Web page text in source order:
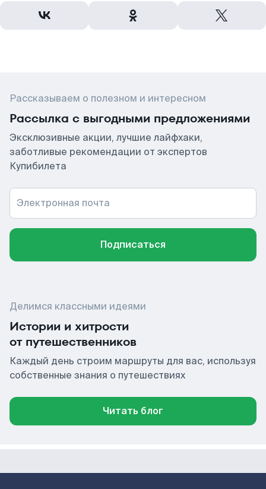
Рассказываем о полезном и интересном
Рассылка с выгодными предложениями
Эксклюзивные акции, лучшие лайфхаки,
заботливые рекомендации от экспертов
Купибилета
Электронная почта
Подписаться
Делимся классными идеями
Истории и хитрости
от путешественников
Каждый день строим маршруты для вас, используя
собственные знания о путешествиях
Читать блог